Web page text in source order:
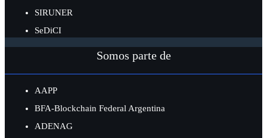
SIRUNER
SeDiCI
Somos parte de
AAPP
BFA-Blockchain Federal Argentina
ADENAG